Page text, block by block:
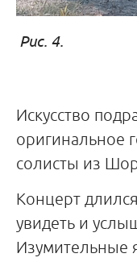
Рис.
Искусство
оригинальное
солисты из
Концерт
увидеть и
Изумительные